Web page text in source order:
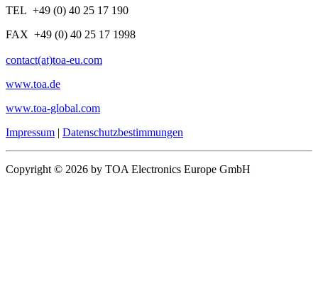
TEL +49 (0) 40 25 17 190
FAX +49 (0) 40 25 17 1998
contact(at)toa-eu.com
www.toa.de
www.toa-global.com
Impressum | Datenschutzbestimmungen
Copyright © 2026 by TOA Electronics Europe GmbH